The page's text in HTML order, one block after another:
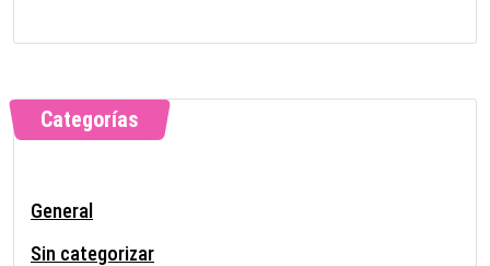
Categorías
General
Sin categorizar